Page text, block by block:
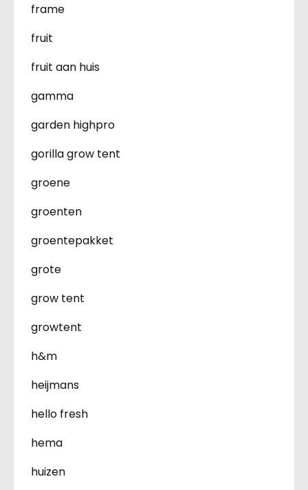
frame
fruit
fruit aan huis
gamma
garden highpro
gorilla grow tent
groene
groenten
groentepakket
grote
grow tent
growtent
h&m
heijmans
hello fresh
hema
huizen